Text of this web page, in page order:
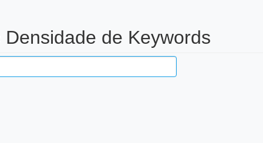
Densidade de Keywords